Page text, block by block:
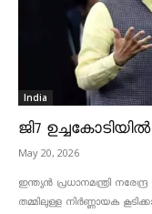
India
ജി7 ഉച്ചകോടിയിൽ
May 20, 2026
ഇന്ത്യൻ പ്രധാനമന്ത്രി
തമ്മിലുള്ള നിർണ്ണായക